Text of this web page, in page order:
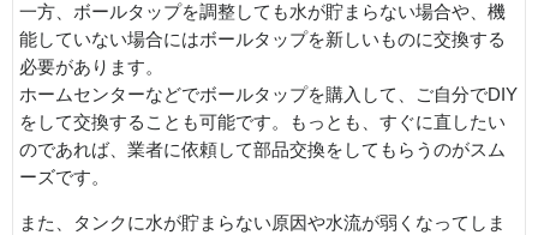
一方、ボールタップを調整しても水が貯まらない場合や、機
能していない場合にはボールタップを新しいものに交換する
必要があります。
ホームセンターなどでボールタップを購入して、ご自分でDIY
をして交換することも可能です。もっとも、すぐに直したい
のであれば、業者に依頼して部品交換をしてもらうのがスム
ーズです。
また、タンクに水が貯まらない原因や水流が弱くなってしま